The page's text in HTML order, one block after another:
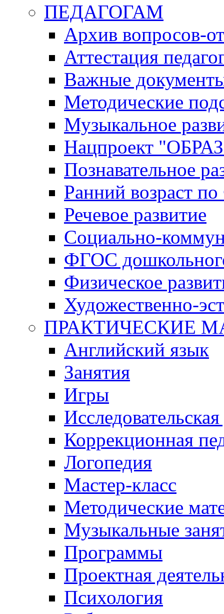
ПЕДАГОГАМ
Архив вопросов-
Аттестация
Важные
Методические
Музыкальное
Нацпроект
Познавательное
Ранний возраст
Речевое развитие
Социально-
ФГОС
Физическое
Художественно-
ПРАКТИЧЕСКИЕ
Английский язык
Занятия
Игры
Коррекционная
Логопедия
Мастер-класс
Методические
Музыкальные
Программы
Проектная
Психология